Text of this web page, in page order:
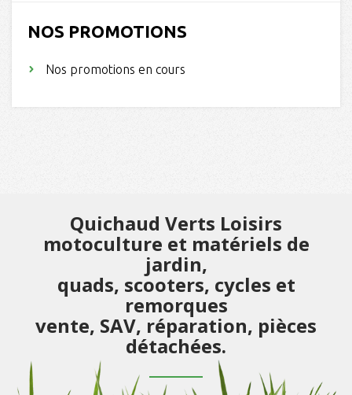
NOS PROMOTIONS
Nos promotions en cours
Quichaud Verts Loisirs
motoculture et matériels de
jardin,
quads, scooters, cycles et
remorques
vente, SAV, réparation, pièces
détachées.